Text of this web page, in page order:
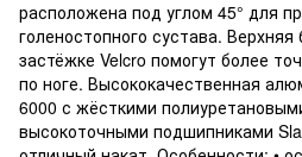
расположена под углом 45° для
голеностопного сустава.
застёжке Velcro помогут более
по ноге. Высококачественная
6000 с жёсткими
высокоточными подшипниками